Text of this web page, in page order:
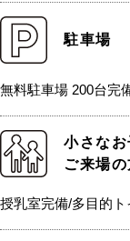
駐車場
無料駐車場 200台完
小さな
ご来場
授乳室完備/多目的